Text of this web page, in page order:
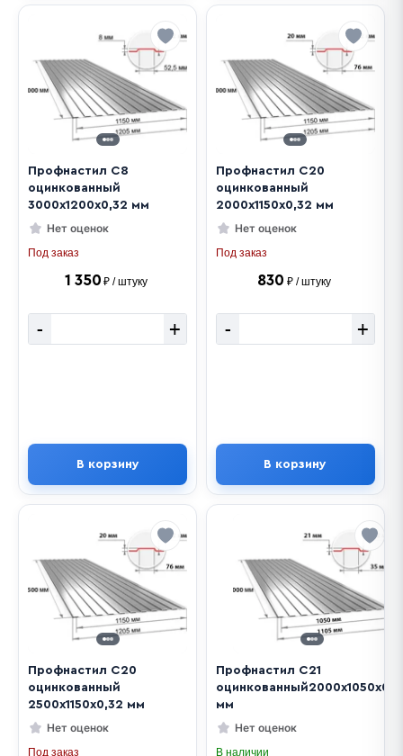
Под заказ
Профнастил С8
оцинкованный
3000х1200х0,32 мм
Нет оценок
1 350 ₽ / штуку
- +
В корзину
Под заказ
Профнастил C20
оцинкованный
2000х1150х0,32 мм
Нет оценок
830 ₽ / штуку
- +
В корзину
Под заказ
Профнастил C20
оцинкованный
2500х1150х0,32 мм
Нет оценок
В наличии
Профнастил C21
мм
Нет оценок